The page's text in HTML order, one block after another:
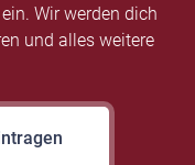
Wir werden dich
und alles weitere